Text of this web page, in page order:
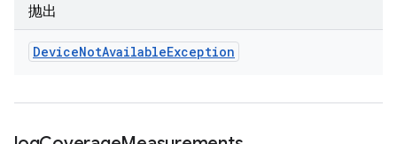
抛出
DeviceNotAvailableException